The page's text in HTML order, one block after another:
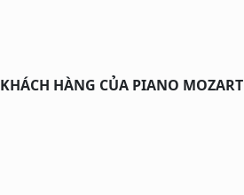
KHÁCH HÀNG CỦA PIANO MOZART